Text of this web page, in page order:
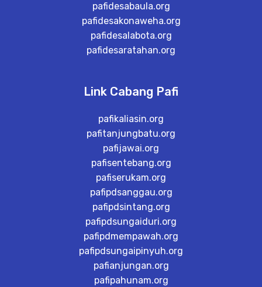
pafidesabaula.org
pafidesakonaweha.org
pafidesalabota.org
pafidesaratahan.org
Link Cabang Pafi
pafikaliasin.org
pafitanjungbatu.org
pafijawai.org
pafisentebang.org
pafiserukam.org
pafipdsanggau.org
pafipdsintang.org
pafipdsungaiduri.org
pafipdmempawah.org
pafipdsungaipinyuh.org
pafianjungan.org
pafipahunam.org